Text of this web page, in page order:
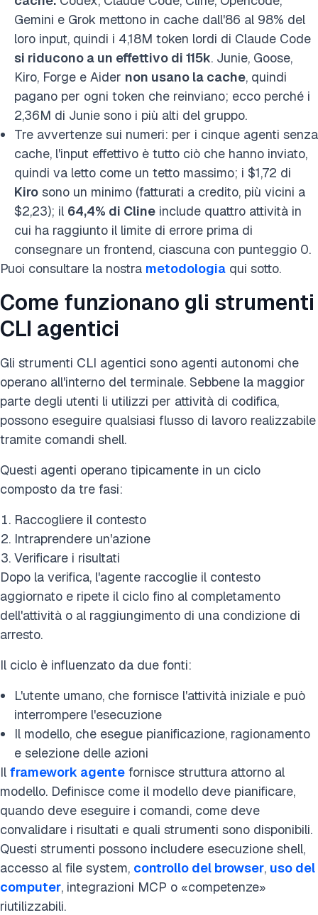
Gemini e Grok mettono in cache dall'86 al 98% del
loro input, quindi i 4,18M token lordi di Claude Code
si riducono a un effettivo di 115k. Junie, Goose,
Kiro, Forge e Aider non usano la cache, quindi
pagano per ogni token che reinviano; ecco perché i
2,36M di Junie sono i più alti del gruppo.
Tre avvertenze sui numeri: per i cinque agenti senza
cache, l'input effettivo è tutto ciò che hanno inviato,
quindi va letto come un tetto massimo; i $1,72 di
Kiro sono un minimo (fatturati a credito, più vicini a
$2,23); il 64,4% di Cline include quattro attività in
cui ha raggiunto il limite di errore prima di
consegnare un frontend, ciascuna con punteggio 0.
Puoi consultare la nostra metodologia qui sotto.
Come funzionano gli strumenti
CLI agentici
Gli strumenti CLI agentici sono agenti autonomi che
operano all'interno del terminale. Sebbene la maggior
parte degli utenti li utilizzi per attività di codifica,
possono eseguire qualsiasi flusso di lavoro realizzabile
tramite comandi shell.
Questi agenti operano tipicamente in un ciclo
composto da tre fasi:
Raccogliere il contesto
Intraprendere un'azione
Verificare i risultati
Dopo la verifica, l'agente raccoglie il contesto
aggiornato e ripete il ciclo fino al completamento
dell'attività o al raggiungimento di una condizione di
arresto.
Il ciclo è influenzato da due fonti:
L'utente umano, che fornisce l'attività iniziale e può
interrompere l'esecuzione
Il modello, che esegue pianificazione, ragionamento
e selezione delle azioni
Il framework agente fornisce struttura attorno al
modello. Definisce come il modello deve pianificare,
quando deve eseguire i comandi, come deve
convalidare i risultati e quali strumenti sono disponibili.
Questi strumenti possono includere esecuzione shell,
accesso al file system, controllo del browser, uso del
computer, integrazioni MCP o «competenze»
riutilizzabili.